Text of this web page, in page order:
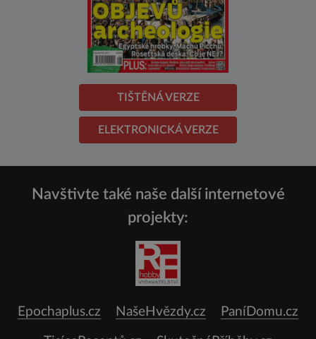
TIŠTĚNÁ VERZE
ELEKTRONICKÁ VERZE
Navštivte také naše další internetové
projekty:
Epochaplus.cz NašeHvězdy.cz PaníDomu.cz